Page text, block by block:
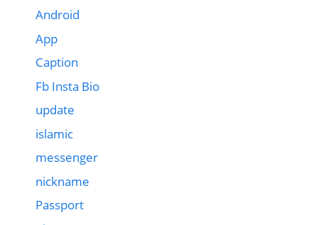
Android
App
Caption
Fb Insta Bio
update
islamic
messenger
nickname
Passport